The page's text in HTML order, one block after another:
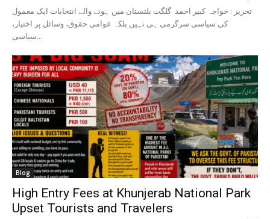
تحریر : خواجہ کبیر احمد گلگت بلتستان میں ہونے والے انتخابات ایک معمول
کی سیاسی سرگرمی ہی نہیں بلکہ عوامی حقوق، وسائل پر اختیار،
سیاسی...
Blog
High Entry Fees at Khunjerab National Park
Upset Tourists and Travelers